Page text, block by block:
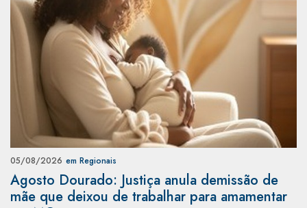
05/08/2026 em Regionais
Agosto Dourado: Justiça anula demissão de
mãe que deixou de trabalhar para amamentar